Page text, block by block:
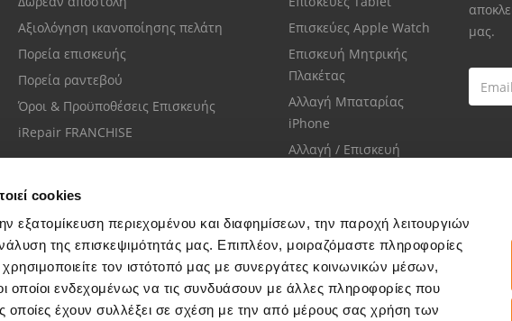
cookies
εξατομίκευση περιεχομένου και διαφημίσεων, την παροχή λειτουργιών
της επισκεψιμότητάς μας. Επιπλέον, μοιραζόμαστε πληροφορίες
τον ιστότοπό μας με συνεργάτες κοινωνικών μέσων,
οποίοι ενδεχομένως να τις συνδυάσουν με άλλες πληροφορίες που
οποίες έχουν συλλέξει σε σχέση με την από μέρους σας χρήση των
Αξιολόγηση ικανοποίησης πελάτη
Πορεία επισκευής
Πορεία ραντεβού
Όροι & Προϋποθέσεις Επισκευής
iRepair FRANCHISE
Επισκεύες Apple Watch
Επισκευή Μητρικής
Πλακέτας
Αλλαγή Μπαταρίας
iPhone
Αλλαγή / Επισκευή
μας.
Εξυπηρέτηση πελατών
Μίλησε με το πιο κοντινό σου κατάστημα